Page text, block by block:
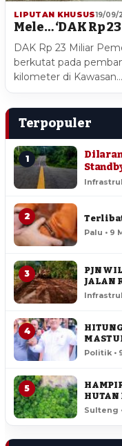
LIPUTAN KHUSUS19/09/
Mele… ‘DAK Rp
DAK Rp 23 Miliar
berkutat pada
kilometer di Kawasan…
Terpopuler
1
2 Terlibat
Palu • 9
3
PJN
JALAN
4
Politik •
5
HUTAN
HEKTAR
Sulteng